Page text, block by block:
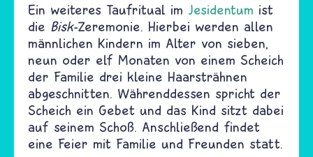
Ein weiteres Taufritual im Jesidentum ist
die Bisk-Zeremonie. Hierbei werden allen
männlichen Kindern im Alter von sieben,
neun oder elf Monaten von einem Scheich
der Familie drei kleine Haarsträhnen
abgeschnitten. Währenddessen spricht der
Scheich ein Gebet und das Kind sitzt dabei
auf seinem Schoß. Anschließend findet
eine Feier mit Familie und Freunden statt.